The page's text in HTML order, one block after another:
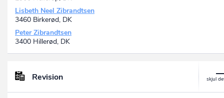
Lisbeth Neel Zibrandtsen
3460 Birkerød, DK
Peter Zibrandtsen
3400 Hillerød, DK
Revision